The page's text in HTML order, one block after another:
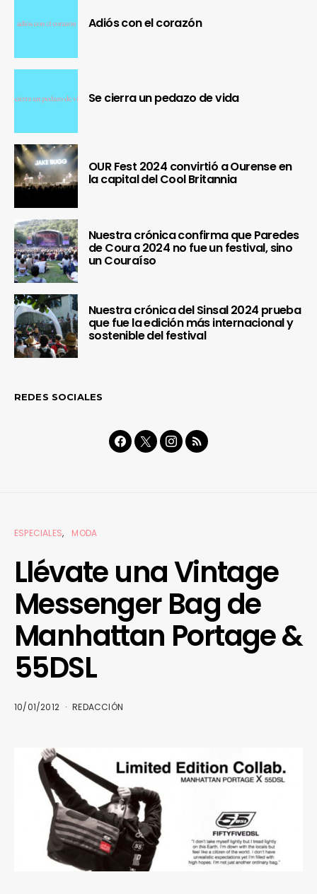
Adiós con el corazón
Se cierra un pedazo de vida
OUR Fest 2024 convirtió a Ourense en
la capital del Cool Britannia
Nuestra crónica confirma que Paredes
de Coura 2024 no fue un festival, sino
un Couraíso
Nuestra crónica del Sinsal 2024 prueba
que fue la edición más internacional y
sostenible del festival
REDES SOCIALES
ESPECIALES MODA
Llévate una Vintage
Messenger Bag de
Manhattan Portage &
55DSL
10/01/2012 REDACCIÓN